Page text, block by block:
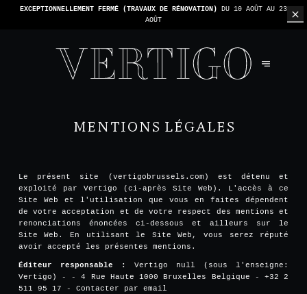
EXCEPTIONNELLEMENT FERMÉ (TRAVAUX DE RÉNOVATION) DU 10 AOÛT AU 23
AOÛT
MENTIONS LÉGALES
Le présent site (vertigobrussels.com) est détenu et
exploité par Vertigo (ci-après Site Web). L'accès à ce
Site Web et l'utilisation que vous en faites dépendent
de votre acceptation et de votre respect des mentions et
renonciations énoncées ci-dessous et ailleurs sur le
Site Web. En utilisant le Site Web, vous serez réputé
avoir accepté les présentes mentions.
Éditeur responsable :
Vertigo null (sous l'enseigne:
Vertigo) - - 4 Rue Haute 1000 Bruxelles Belgique - +32 2
511 95 17 - Contacter par email